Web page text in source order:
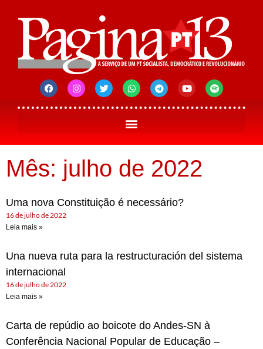
Mês: julho de 2022
Uma nova Constituição é necessário?
16 de julho de 2022
Leia mais »
Una nueva ruta para la restructuración del sistema
internacional
16 de julho de 2022
Leia mais »
Carta de repúdio ao boicote do Andes-SN à
Conferência Nacional Popular de Educação –